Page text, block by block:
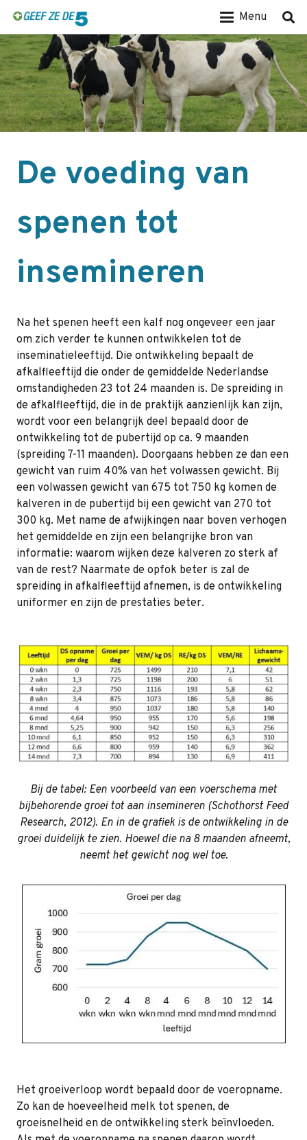
Menu
De voeding van
spenen tot
insemineren
Na het spenen heeft een kalf nog ongeveer een jaar
om zich verder te kunnen ontwikkelen tot de
inseminatieleeftijd. Die ontwikkeling bepaalt de
afkalfleeftijd die onder de gemiddelde Nederlandse
omstandigheden 23 tot 24 maanden is. De spreiding in
de afkalfleeftijd, die in de praktijk aanzienlijk kan zijn,
wordt voor een belangrijk deel bepaald door de
ontwikkeling tot de pubertijd op ca. 9 maanden
(spreiding 7-11 maanden). Doorgaans hebben ze dan een
gewicht van ruim 40% van het volwassen gewicht. Bij
een volwassen gewicht van 675 tot 750 kg komen de
kalveren in de pubertijd bij een gewicht van 270 tot
300 kg. Met name de afwijkingen naar boven verhogen
het gemiddelde en zijn een belangrijke bron van
informatie: waarom wijken deze kalveren zo sterk af
van de rest? Naarmate de opfok beter is zal de
spreiding in afkalfleeftijd afnemen, is de ontwikkeling
uniformer en zijn de prestaties beter.
Bij de tabel: Een voorbeeld van een voerschema met
bijbehorende groei tot aan insemineren (Schothorst Feed
Research, 2012). En in de grafiek is de ontwikkeling in de
groei duidelijk te zien. Hoewel die na 8 maanden afneemt,
neemt het gewicht nog wel toe.
Het groeiverloop wordt bepaald door de voeropname.
Zo kan de hoeveelheid melk tot spenen, de
groeisnelheid en de ontwikkeling sterk beïnvloeden.